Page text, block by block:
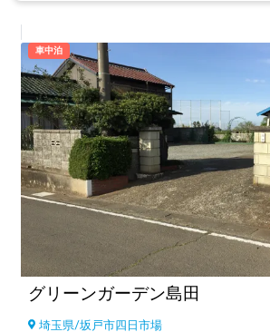
車中泊
グリーンガーデン島田
埼玉県/坂戸市四日市場